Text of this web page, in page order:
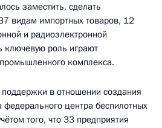
заместить, сделать
видам импортных товаров, 12
и радиоэлектронной
ключевую роль играют
комплекса.
в отношении создания
федерального центра беспилотных
того, что 33 предприятия